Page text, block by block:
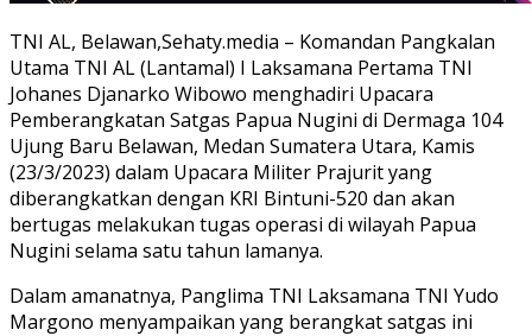
TNI AL, Belawan,Sehaty.media – Komandan Pangkalan
Utama TNI AL (Lantamal) I Laksamana Pertama TNI
Johanes Djanarko Wibowo menghadiri Upacara
Pemberangkatan Satgas Papua Nugini di Dermaga 104
Ujung Baru Belawan, Medan Sumatera Utara, Kamis
(23/3/2023) dalam Upacara Militer Prajurit yang
diberangkatkan dengan KRI Bintuni-520 dan akan
bertugas melakukan tugas operasi di wilayah Papua
Nugini selama satu tahun lamanya.
Dalam amanatnya, Panglima TNI Laksamana TNI Yudo
Margono menyampaikan yang berangkat satgas ini